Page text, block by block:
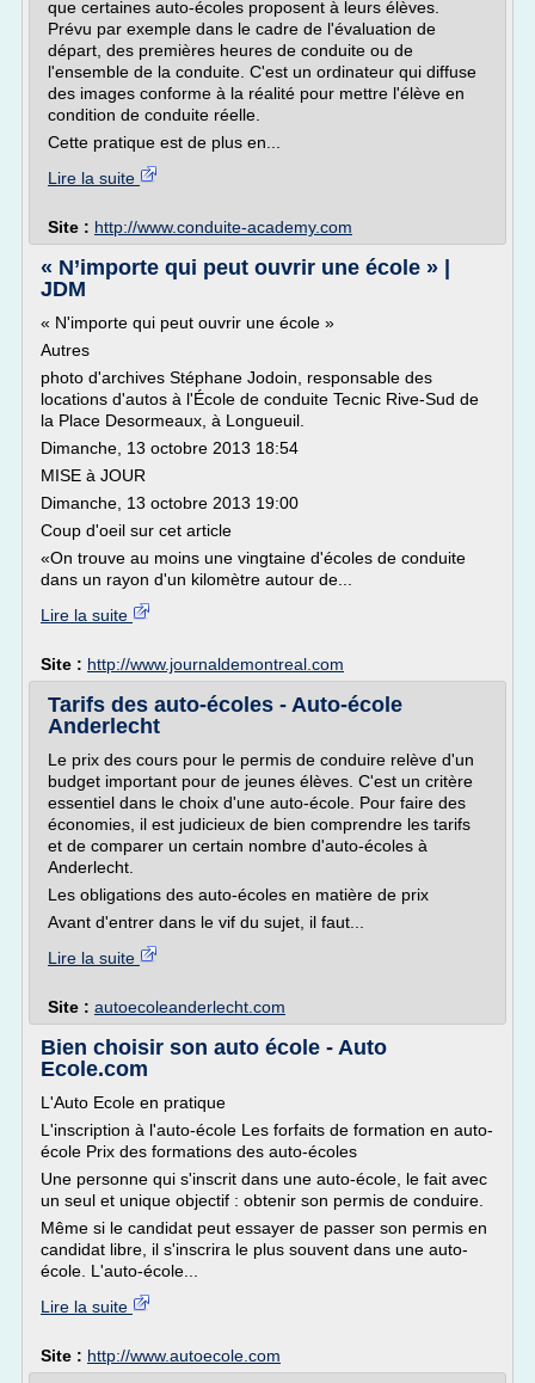
que certaines auto-écoles proposent à leurs élèves.
Prévu par exemple dans le cadre de l'évaluation de
départ, des premières heures de conduite ou de
l'ensemble de la conduite. C'est un ordinateur qui diffuse
des images conforme à la réalité pour mettre l'élève en
condition de conduite réelle.
Cette pratique est de plus en...
Lire la suite
Site : http://www.conduite-academy.com
« N’importe qui peut ouvrir une école » |
JDM
« N'importe qui peut ouvrir une école »
Autres
photo d'archives Stéphane Jodoin, responsable des
locations d'autos à l'École de conduite Tecnic Rive-Sud de
la Place Desormeaux, à Longueuil.
Dimanche, 13 octobre 2013 18:54
MISE à JOUR
Dimanche, 13 octobre 2013 19:00
Coup d'oeil sur cet article
«On trouve au moins une vingtaine d'écoles de conduite
dans un rayon d'un kilomètre autour de...
Lire la suite
Site : http://www.journaldemontreal.com
Tarifs des auto-écoles - Auto-école
Anderlecht
Le prix des cours pour le permis de conduire relève d'un
budget important pour de jeunes élèves. C'est un critère
essentiel dans le choix d'une auto-école. Pour faire des
économies, il est judicieux de bien comprendre les tarifs
et de comparer un certain nombre d'auto-écoles à
Anderlecht.
Les obligations des auto-écoles en matière de prix
Avant d'entrer dans le vif du sujet, il faut...
Lire la suite
Site : autoecoleanderlecht.com
Bien choisir son auto école - Auto
Ecole.com
L'Auto Ecole en pratique
L'inscription à l'auto-école Les forfaits de formation en auto-
école Prix des formations des auto-écoles
Une personne qui s'inscrit dans une auto-école, le fait avec
un seul et unique objectif : obtenir son permis de conduire.
Même si le candidat peut essayer de passer son permis en
candidat libre, il s'inscrira le plus souvent dans une auto-
école. L'auto-école...
Lire la suite
Site : http://www.autoecole.com